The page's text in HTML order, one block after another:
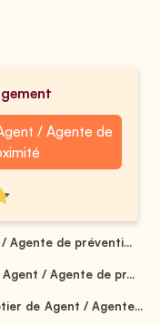
/ Agente de
Agente de préventi...
/ Agente de pr...
de Agent / Agente...